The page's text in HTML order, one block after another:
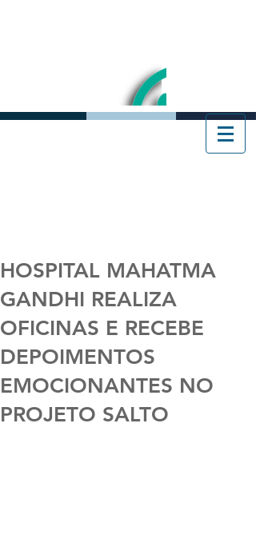
HOSPITAL MAHATMA
GANDHI REALIZA
OFICINAS E RECEBE
DEPOIMENTOS
EMOCIONANTES NO
PROJETO SALTO